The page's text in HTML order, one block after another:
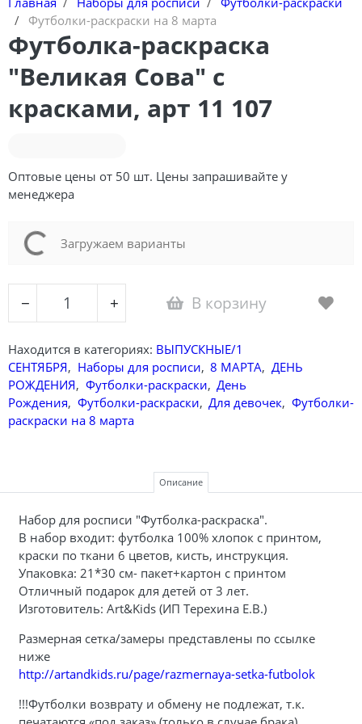
Футболки-раскраски на 8 марта
Футболка-раскраска
"Великая Сова" с
красками, арт 11 107
Оптовые цены от 50 шт. Цены запрашивайте у
менеджера
Загружаем варианты
− + В корзину
Находится в категориях: ВЫПУСКНЫЕ/1
СЕНТЯБРЯ, Наборы для росписи, 8 МАРТА, ДЕНЬ
РОЖДЕНИЯ, Футболки-раскраски, День
Рождения, Футболки-раскраски, Для девочек, Футболки-
раскраски на 8 марта
Описание
Набор для росписи "Футболка-раскраска".
В набор входит: футболка 100% хлопок с принтом,
краски по ткани 6 цветов, кисть, инструкция.
Упаковка: 21*30 см- пакет+картон с принтом
Отличный подарок для детей от 3 лет.
Изготовитель: Art&Kids (ИП Терехина Е.В.)
Размерная сетка/замеры представлены по ссылке
ниже
http://artandkids.ru/page/razmernaya-setka-futbolok
!!!Футболки возврату и обмену не подлежат, т.к.